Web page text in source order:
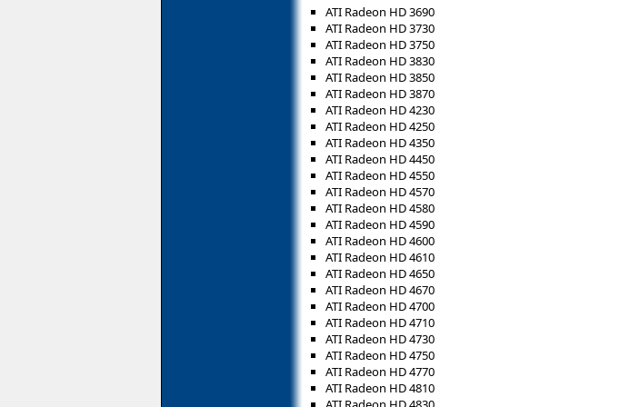
ATI Radeon HD 3690
ATI Radeon HD 3730
ATI Radeon HD 3750
ATI Radeon HD 3830
ATI Radeon HD 3850
ATI Radeon HD 3870
ATI Radeon HD 4230
ATI Radeon HD 4250
ATI Radeon HD 4350
ATI Radeon HD 4450
ATI Radeon HD 4550
ATI Radeon HD 4570
ATI Radeon HD 4580
ATI Radeon HD 4590
ATI Radeon HD 4600
ATI Radeon HD 4610
ATI Radeon HD 4650
ATI Radeon HD 4670
ATI Radeon HD 4700
ATI Radeon HD 4710
ATI Radeon HD 4730
ATI Radeon HD 4750
ATI Radeon HD 4770
ATI Radeon HD 4810